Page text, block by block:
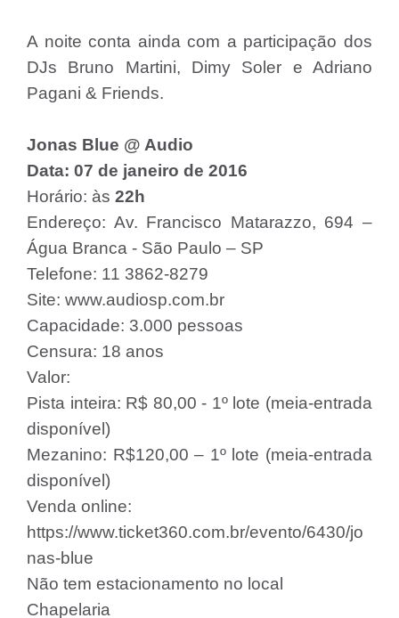
A noite conta ainda com a participação dos
DJs Bruno Martini, Dimy Soler e Adriano
Pagani & Friends.
Jonas Blue @ Audio
Data: 07 de janeiro de 2016
Horário: às 22h
Endereço: Av. Francisco Matarazzo, 694 –
Água Branca - São Paulo – SP
Telefone: 11 3862-8279
Site: www.audiosp.com.br
Capacidade: 3.000 pessoas
Censura: 18 anos
Valor:
Pista inteira: R$ 80,00 - 1º lote (meia-entrada
disponível)
Mezanino: R$120,00 – 1º lote (meia-entrada
disponível)
Venda online:
https://www.ticket360.com.br/evento/6430/jo
nas-blue
Não tem estacionamento no local
Chapelaria